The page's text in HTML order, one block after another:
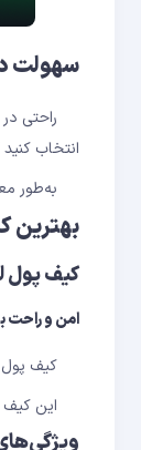
سهولت
راحتی در
انتخاب
به‌طور
بهترین
کیف پول
امن و راحت
کیف پول
این کیف